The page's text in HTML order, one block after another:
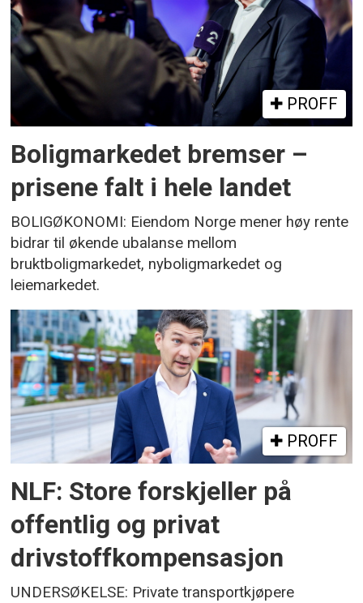
PROFF
Boligmarkedet bremser –
prisene falt i hele landet
BOLIGØKONOMI: Eiendom Norge mener høy rente
bidrar til økende ubalanse mellom
bruktboligmarkedet, nyboligmarkedet og
leiemarkedet.
PROFF
NLF: Store forskjeller på
offentlig og privat
drivstoffkompensasjon
UNDERSØKELSE: Private transportkjøpere